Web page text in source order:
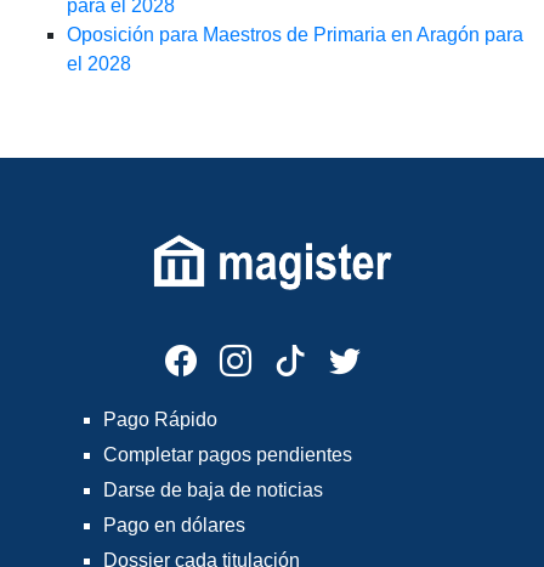
para el 2028
Oposición para Maestros de Primaria en Aragón para
el 2028
Pago Rápido
Completar pagos pendientes
Darse de baja de noticias
Pago en dólares
Dossier cada titulación